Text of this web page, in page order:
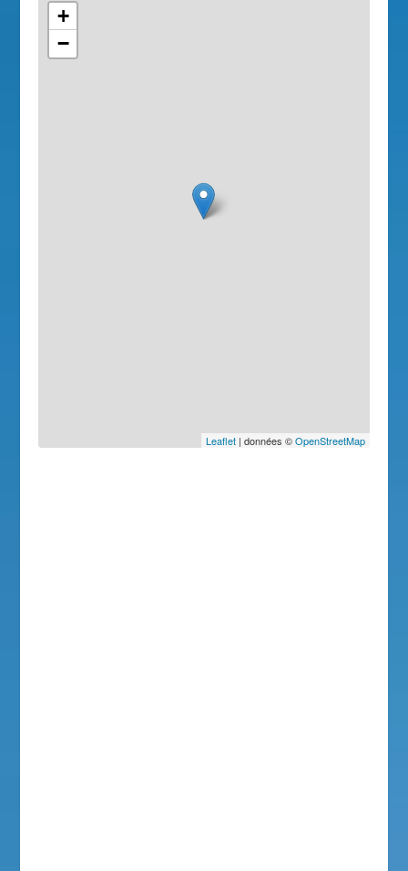
+
−
Leaflet| données ©OpenStreetMap